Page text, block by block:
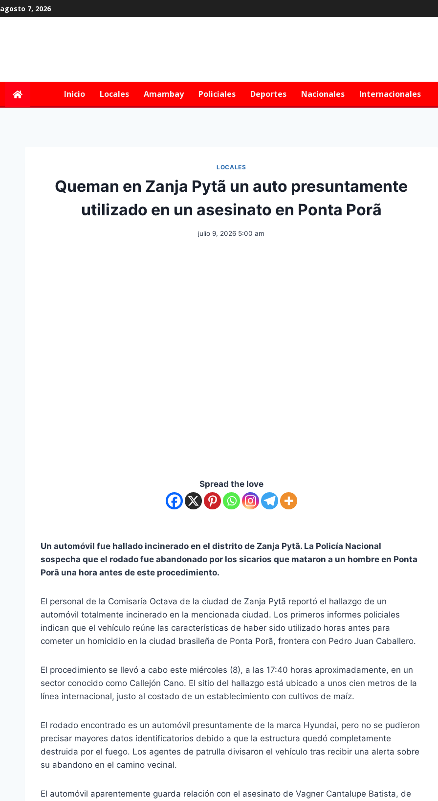
agosto 7, 2026
Inicio Locales Amambay Policiales Deportes Nacionales Internacionales
LOCALES
Queman en Zanja Pytã un auto presuntamente
utilizado en un asesinato en Ponta Porã
julio 9, 2026 5:00 am
Spread the love
Un automóvil fue hallado incinerado en el distrito de Zanja Pytã. La Policía Nacional
sospecha que el rodado fue abandonado por los sicarios que mataron a un hombre en Ponta
Porã una hora antes de este procedimiento.
El personal de la Comisaría Octava de la ciudad de Zanja Pytã reportó el hallazgo de un
automóvil totalmente incinerado en la mencionada ciudad. Los primeros informes policiales
indican que el vehículo reúne las características de haber sido utilizado horas antes para
cometer un homicidio en la ciudad brasileña de Ponta Porã, frontera con Pedro Juan Caballero.
El procedimiento se llevó a cabo este miércoles (8), a las 17:40 horas aproximadamente, en un
sector conocido como Callejón Cano. El sitio del hallazgo está ubicado a unos cien metros de la
línea internacional, justo al costado de un establecimiento con cultivos de maíz.
El rodado encontrado es un automóvil presuntamente de la marca Hyundai, pero no se pudieron
precisar mayores datos identificatorios debido a que la estructura quedó completamente
destruida por el fuego. Los agentes de patrulla divisaron el vehículo tras recibir una alerta sobre
su abandono en el camino vecinal.
El automóvil aparentemente guarda relación con el asesinato de Vagner Cantalupe Batista, de